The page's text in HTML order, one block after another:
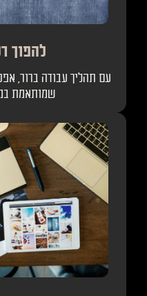
להפוך
עם תהליך עבודה ברור,
שמותאמת